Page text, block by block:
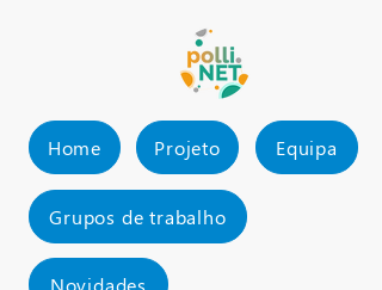
Home Projeto Equipa
Grupos de trabalho
Novidades